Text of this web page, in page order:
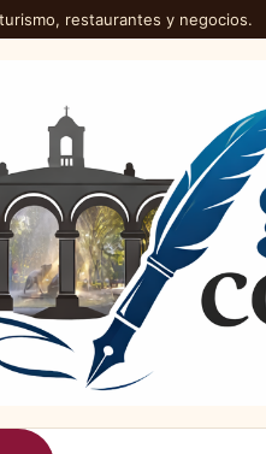
restaurantes y negocios.